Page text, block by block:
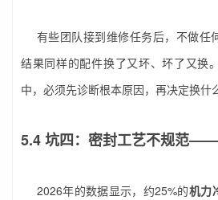
有些团队接到维修任务后，不做任
结果同样的配件换了又坏、坏了又换
中，必须先诊断根本原因，再决定换什
5.4 坑四：密封工艺不规范
2026年的数据显示，约25%的机力